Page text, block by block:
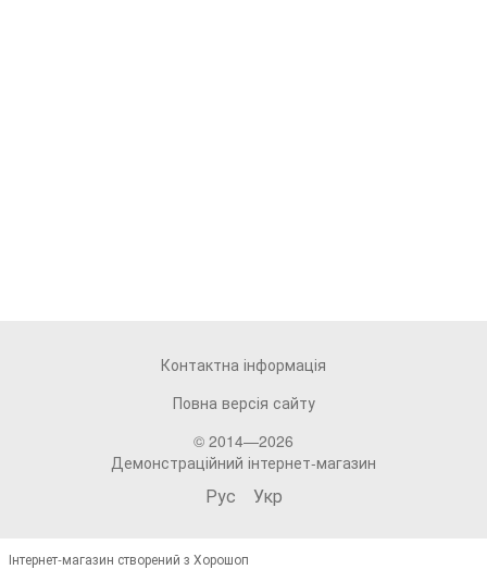
Контактна інформація
Повна версія сайту
© 2014—2026
Демонстраційний інтернет-магазин
Рус Укр
Інтернет-магазин створений з Хорошоп